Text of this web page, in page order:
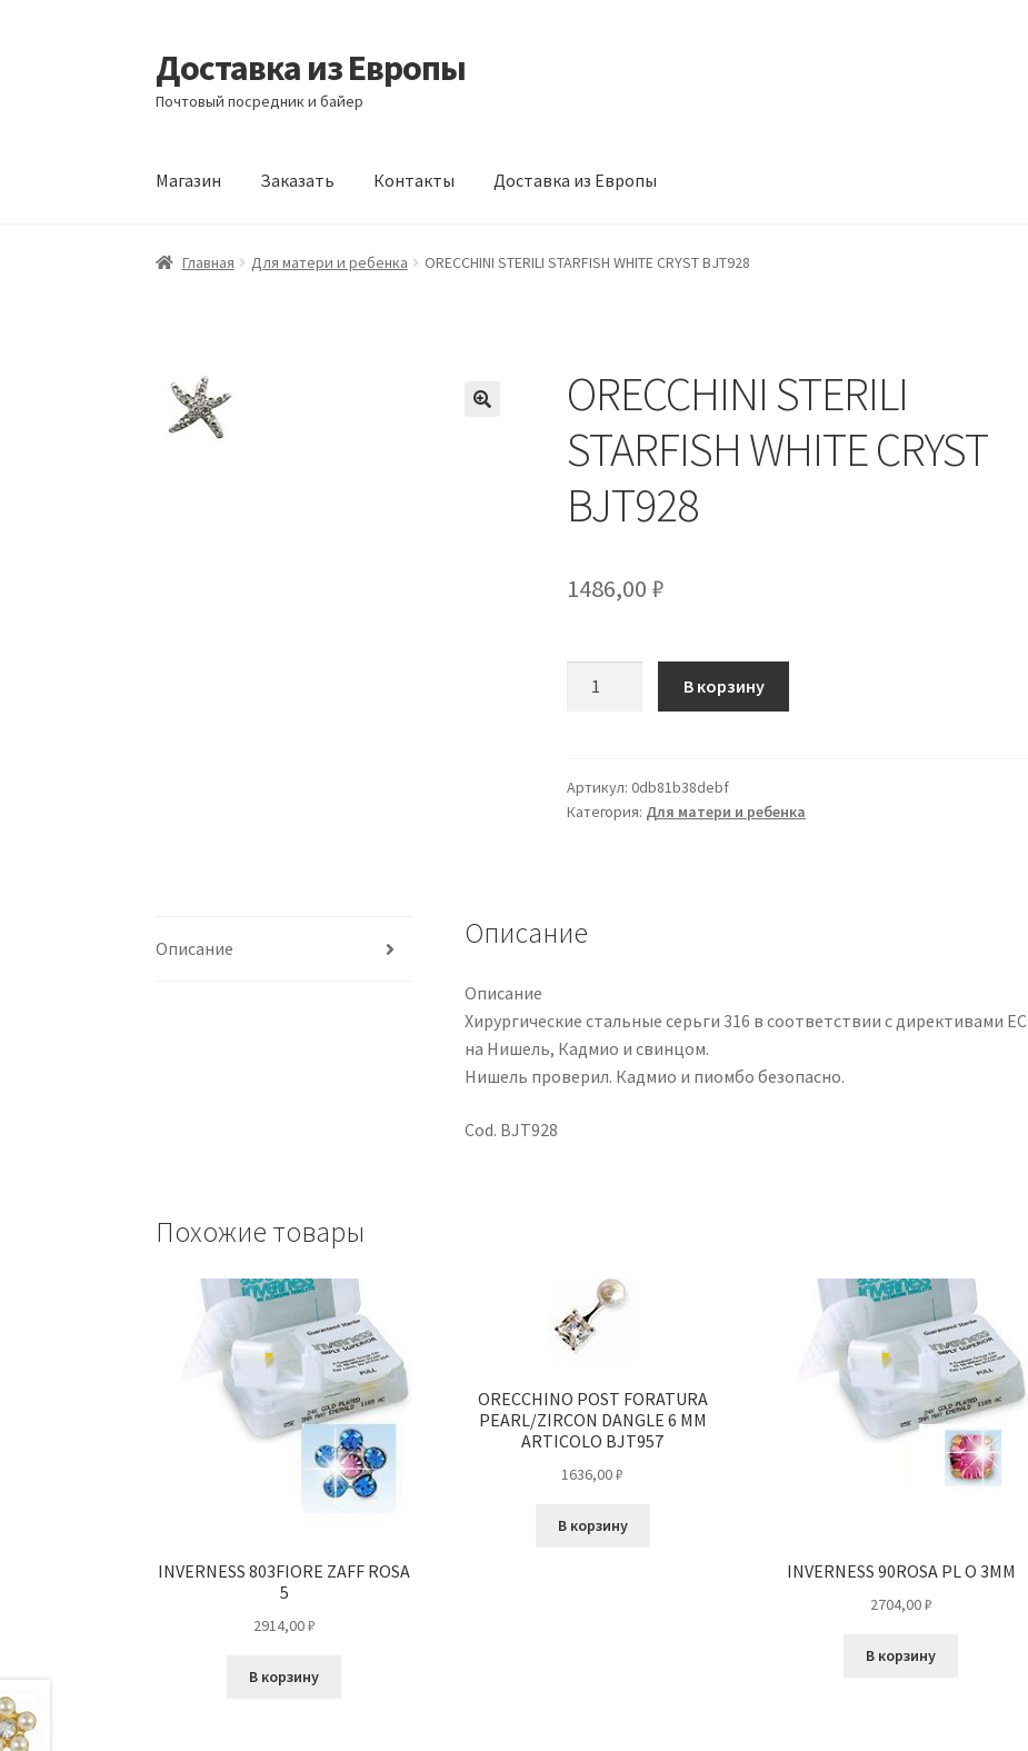
Перейти
к
навигации
Перейти
к
содержимому
Доставка из Европы
Почтовый посредник и байер
Магазин Заказать Контакты Доставка из Европы
Главная Доставка из Европы Заказать Контакты Корзина Мой аккаунтОформление заказа
Главная Для матери и ребенка ORECCHINI STERILI STARFISH WHITE CRYST BJT928
ORECCHINI STERILI
STARFISH WHITE CRYST
BJT928
1486,00₽
STARFISH
WHITE
В корзину
Артикул:0db81b38debf
Категория: Для матери и ребенка
Описание Описание
Описание
Хирургические стальные серьги 316 в соответствии с директивами ЕС
на Нишель, Кадмио и свинцом.
Нишель проверил. Кадмио и пиомбо безопасно.
Cod. BJT928
Похожие товары
INVERNESS 803FIORE ZAFF ROSA
5
2914,00₽
В корзину
ORECCHINO POST FORATURA
PEARL/ZIRCON DANGLE 6 MM
ARTICOLO BJT957
1636,00₽
В корзину
INVERNESS 90ROSA PL O 3MM
2704,00₽
В корзину